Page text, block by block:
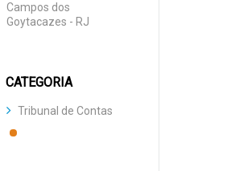
Campos dos
Goytacazes - RJ
CATEGORIA
Tribunal de Contas